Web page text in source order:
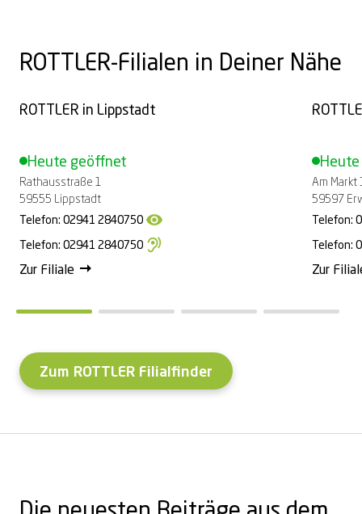
ROTTLER-Filialen in Deiner Nähe
ROTTLER in Lippstadt
Heute geöffnet
Rathausstraße 1
59555 Lippstadt
Telefon: 02941 2840750
Telefon: 02941 2840750
Zur Filiale
Am Markt
59597
Telefon:
Telefon:
Zur
Zum ROTTLER Filialfinder